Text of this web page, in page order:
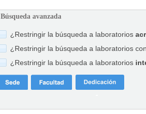
Búsqueda avanzada
¿Restringir la búsqueda a laboratorios
¿Restringir la búsqueda a laboratorios
¿Restringir la búsqueda a laboratorios